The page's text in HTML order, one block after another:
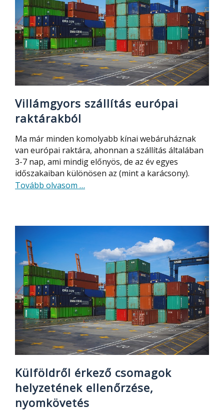
Villámgyors szállítás európai
raktárakból
Ma már minden komolyabb kínai webáruháznak
van európai raktára, ahonnan a szállítás általában
3-7 nap, ami mindig előnyös, de az év egyes
időszakaiban különösen az (mint a karácsony).
Tovább olvasom about
raktárakból
…
Külföldről érkező csomagok
helyzetének ellenőrzése,
nyomkövetés